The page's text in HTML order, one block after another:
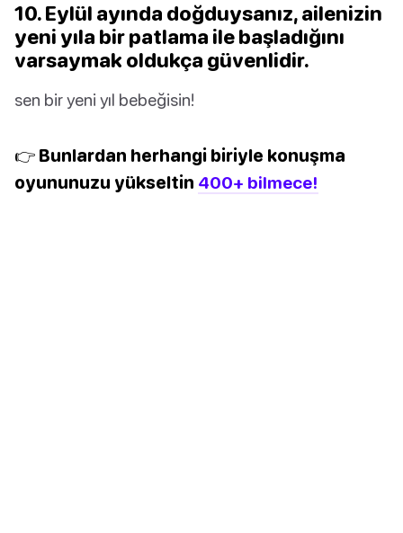
10. Eylül ayında doğduysanız, ailenizin
yeni yıla bir patlama ile başladığını
varsaymak oldukça güvenlidir.
sen bir yeni yıl bebeğisin!
👉 Bunlardan herhangi biriyle konuşma
oyununuzu yükseltin 400+ bilmece!